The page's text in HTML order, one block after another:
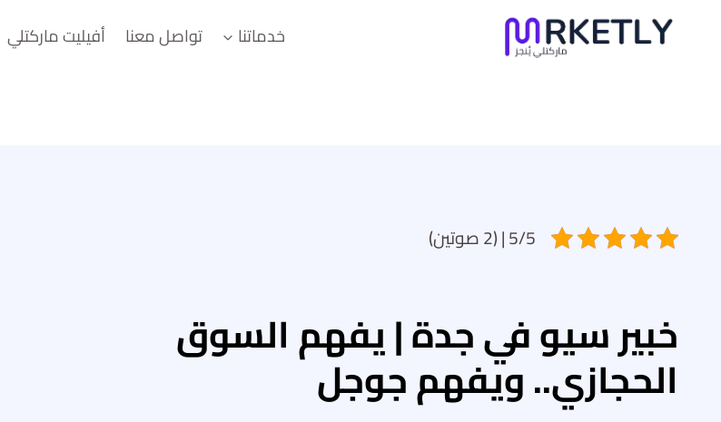
خدماتنا تواصل معنا أفيليت ماركتلي
5/5 | (2 صوتين)
خبير سيو في جدة | يفهم السوق
الحجازي.. ويفهم جوجل